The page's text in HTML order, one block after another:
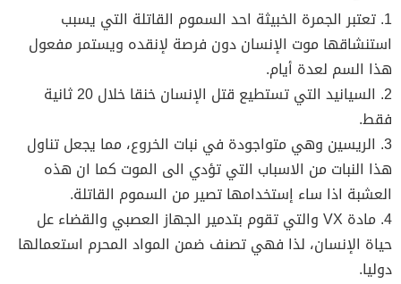
1. تعتبر الجمرة الخبيثة احد السموم القاتلة التي يسبب
استنشاقها موت الإنسان دون فرصة لإنقده ويستمر مفعول
هذا السم لعدة أيام.
2. السيانيد التي تستطيع قتل الإنسان خنقا خلال 20 ثانية
فقط.
3. الريسين وهي متواجودة في نبات الخروع، مما يجعل تناول
هذا النبات من الاسباب التي تؤدي الى الموت كما ان هذه
العشبة اذا ساء إستخدامها تصير من السموم القاتلة.
4. مادة VX والتي تقوم بتدمير الجهاز العصبي والقضاء عل
حياة الإنسان، لذا فهي تصنف ضمن المواد المحرم استعمالها
دوليا.